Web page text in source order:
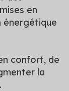
en
énergétique
confort, de
la